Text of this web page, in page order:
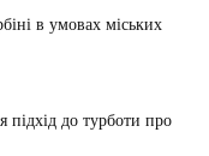
в умовах міських
підхід до турботи про